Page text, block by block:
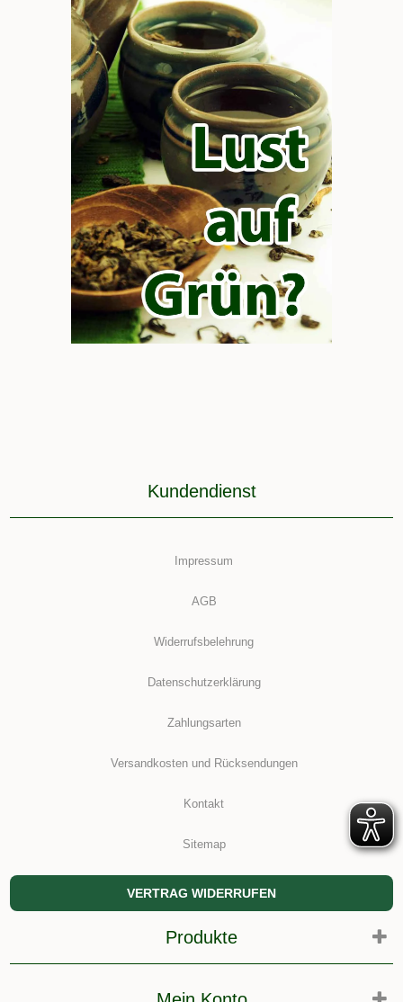
Kundendienst
Impressum
AGB
Widerrufsbelehrung
Datenschutzerklärung
Zahlungsarten
Versandkosten und Rücksendungen
Kontakt
Sitemap
VERTRAG WIDERRUFEN
Produkte